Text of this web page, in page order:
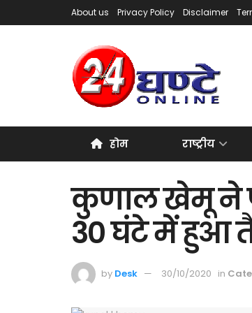
About us Privacy Policy Disclaimer
होम राष्ट्रीय
कुणाल खेमू ने
30 घंटे में हुआ
by Desk 30/10/2020 in